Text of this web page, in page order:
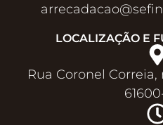
LOCALIZAÇÃO E
Rua Coronel Correia,